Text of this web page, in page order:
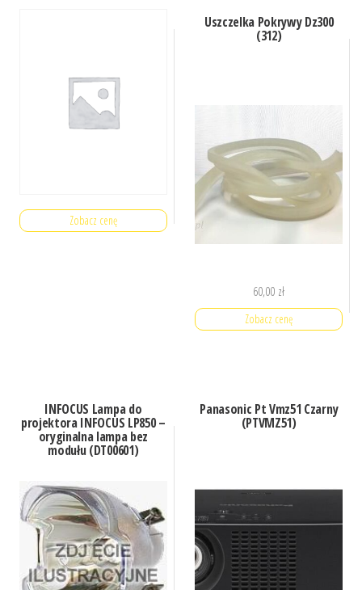
Zobacz cenę
Uszczelka Pokrywy Dz300
(312)
60,00 zł
Zobacz cenę
INFOCUS Lampa do
projektora INFOCUS LP850 –
oryginalna lampa bez
modułu (DT00601)
Panasonic Pt Vmz51 Czarny
(PTVMZ51)